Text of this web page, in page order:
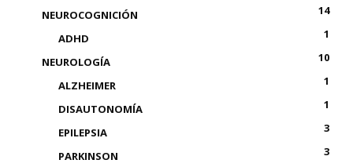
NEUROCOGNICIÓN
14
ADHD
1
NEUROLOGÍA
10
ALZHEIMER
1
DISAUTONOMÍA
1
EPILEPSIA
3
PARKINSON
3